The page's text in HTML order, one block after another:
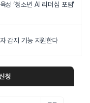
성 ‘청소년 AI 리더십 포럼’
감지 기능 지원한다
청